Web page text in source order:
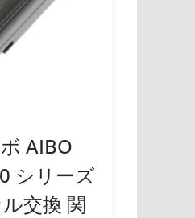
AIBO
シリーズ
交換 関